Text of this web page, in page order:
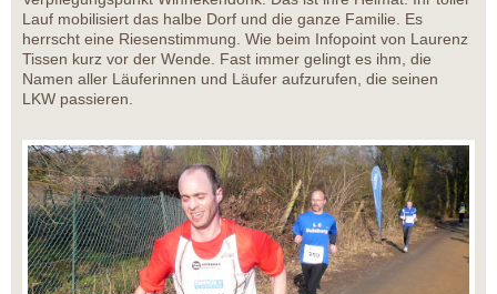
Lauf mobilisiert das halbe Dorf und die ganze Familie. Es
herrscht eine Riesenstimmung. Wie beim Infopoint von Laurenz
Tissen kurz vor der Wende. Fast immer gelingt es ihm, die
Namen aller Läuferinnen und Läufer aufzurufen, die seinen
LKW passieren.